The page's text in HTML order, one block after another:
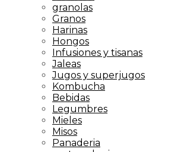
granolas
Granos
Harinas
Hongos
Infusiones y tisanas
Jaleas
Jugos y superjugos
Kombucha
Bebidas
Legumbres
Mieles
Misos
Panaderia